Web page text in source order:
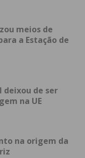
e-mail e
informação
meios de
a Estação de
deixou de ser
na UE
na origem da